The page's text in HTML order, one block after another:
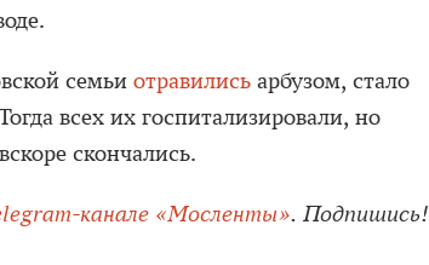
семьи отравились арбузом, стало
всех их госпитализировали, но
скончались.
канале «Мосленты». Подпишись!